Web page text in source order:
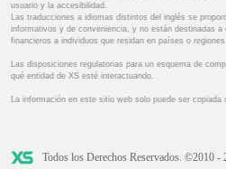
usuario y la accesibilidad.
Las traducciones a idiomas distintos del inglés se
informativos y de conveniencia, y no están destinadas
financieros a individuos que residan en países o
Las disposiciones regulatorias para un esquema de
qué entidad de XS esté interactuando.
La información en este sitio web solo puede ser
Todos los Derechos Reservados. ©2010 -